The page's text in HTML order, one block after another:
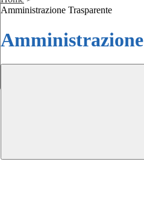
Amministrazione Trasparente